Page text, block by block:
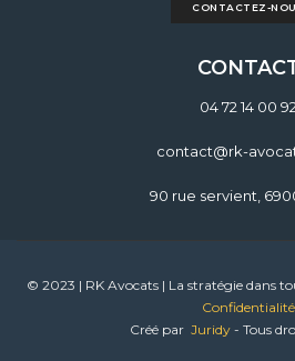
CONTACTEZ-
04 72 14 00
contact@rk-
90 rue servient,
© 2023 | RK Avocats | La stratégie dans
Confidentialité
Créé par Juridy - Tous